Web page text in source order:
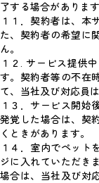
了する場合があります
１１．契約者は、本
た、契約者の希望に
ん。
１２. サービス提供
す。契約者等の不在
て、当社及び対応員
１３．サービス開始
発覚した場合は、契
くときがあります。
１４．室内でペット
ジに入れていただき
場合は、当社及び対